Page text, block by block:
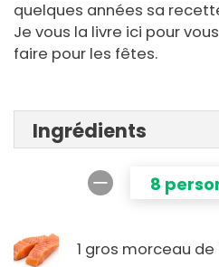
quelques années sa
Je vous la livre ici pour
faire pour les fêtes.
Ingrédients
8
1 gros morceau